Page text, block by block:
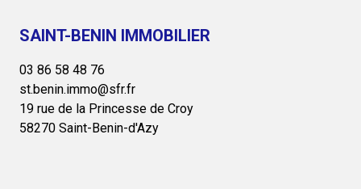
SAINT-BENIN IMMOBILIER
03 86 58 48 76
st.benin.immo@sfr.fr
19 rue de la Princesse de Croy
58270 Saint-Benin-d'Azy